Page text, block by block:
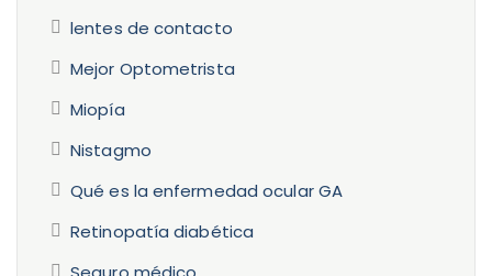
lentes de contacto
Mejor Optometrista
Miopía
Nistagmo
Qué es la enfermedad ocular GA
Retinopatía diabética